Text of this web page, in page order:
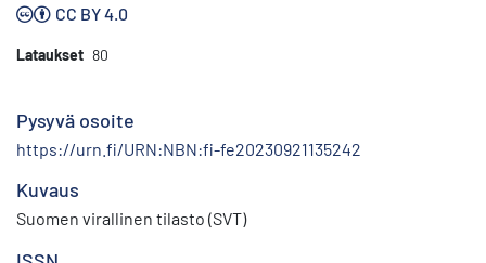
CC BY 4.0
Lataukset 80
Pysyvä osoite
https://urn.fi/URN:NBN:fi-fe20230921135242
Kuvaus
Suomen virallinen tilasto (SVT)